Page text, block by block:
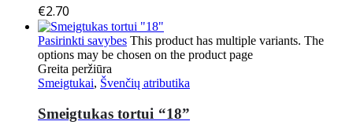
€2.70
Pasirinkti savybes This product has multiple variants. The
options may be chosen on the product page
Greita peržiūra
Smeigtukai, Švenčių atributika
Smeigtukas tortui “18”